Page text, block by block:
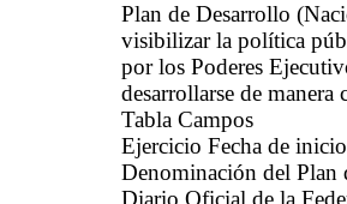
Plan de Desarrollo
visibilizar la política
por los Poderes
desarrollarse de manera
Tabla Campos
Ejercicio Fecha de
Denominación del Plan
Diario Oficial de la